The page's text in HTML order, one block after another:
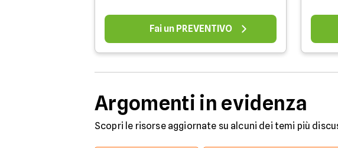
Fai un PREVENTIVO
Argomenti in evidenza
Scopri le risorse aggiornate su alcuni dei temi più